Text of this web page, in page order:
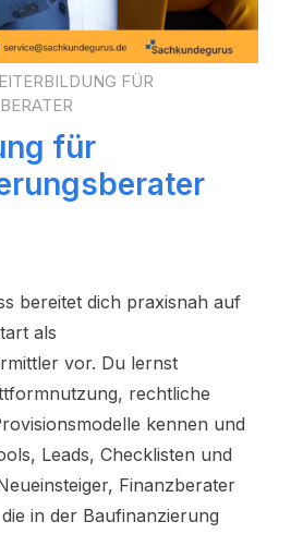
FÜR
für
bereitet dich praxisnah auf
als
vor. Du lernst
rechtliche
kennen und
Leads, Checklisten und
Finanzberater
in der Baufinanzierung